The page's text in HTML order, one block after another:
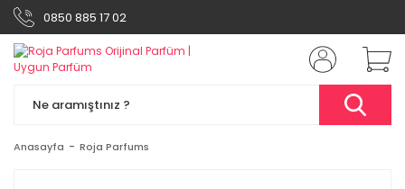
0850 885 17 02
Anasayfa Roja Parfums